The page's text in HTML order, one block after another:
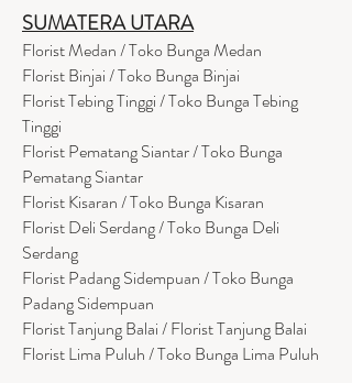
SUMATERA UTARA
Florist Medan / Toko Bunga Medan
Florist Binjai / Toko Bunga Binjai
Florist Tebing Tinggi / Toko Bunga Tebing
Tinggi
Florist Pematang Siantar / Toko Bunga
Pematang Siantar
Florist Kisaran / Toko Bunga Kisaran
Florist Deli Serdang / Toko Bunga Deli
Serdang
Florist Padang Sidempuan / Toko Bunga
Padang Sidempuan
Florist Tanjung Balai / Florist Tanjung Balai
Florist Lima Puluh / Toko Bunga Lima Puluh